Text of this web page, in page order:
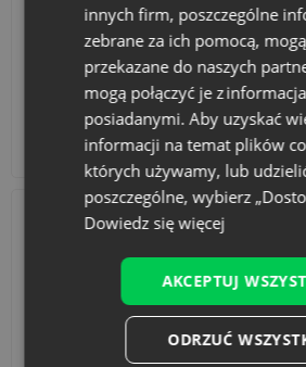
Akcesoria i dekoracje
innych firm, poszczególne
zebrane za ich pomocą,
przekazane do naszych
mogą połączyć je z
posiadanymi. Aby uzyskać
informacji na temat plików
których używamy, lub
poszczególne, wybierz
Dowiedz się więcej
AKCEPTUJ
ODRZUĆ